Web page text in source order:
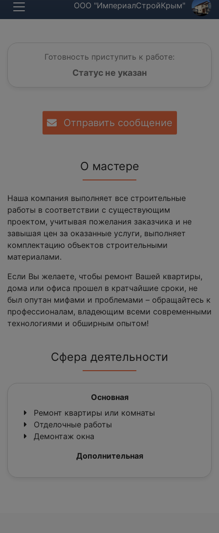
ООО "ИмпериалСтройКрым"
Готовность приступить к работе:
Статус не указан
Отправить сообщение
О мастере
Наша компания выполняет все строительные
работы в соответствии с существующим
проектом, учитывая пожелания заказчика и не
завышая цен за оказанные услуги, выполняет
комплектацию объектов строительными
материалами.
Если Вы желаете, чтобы ремонт Вашей квартиры,
дома или офиса прошел в кратчайшие сроки, не
был опутан мифами и проблемами – обращайтесь к
профессионалам, владеющим всеми современными
технологиями и обширным опытом!
Сфера деятельности
Основная
Ремонт квартиры или комнаты
Отделочные работы
Демонтаж окна
Дополнительная